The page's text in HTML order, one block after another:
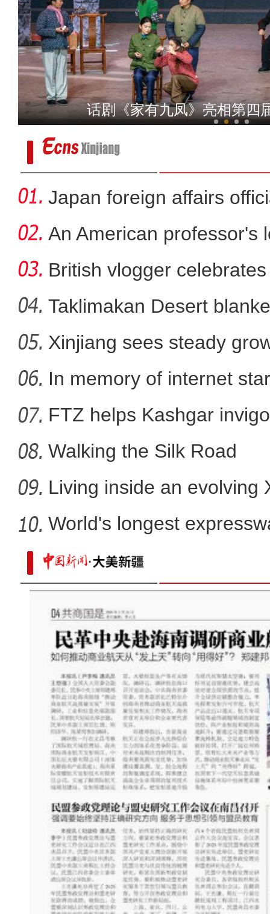
新疆乌恰：风雪夜牧民丢失56只
雪豹现身新疆库木塔格沙漠
大美边疆看我家丨新疆且末2
话剧《家有九凤》亮相第四
Japan foreign affairs
An American professor's
British vlogger
Taklimakan Desert
Xinjiang sees steady
In memory of internet
FTZ helps Kashgar
comm
Walking the Silk Road
Living inside an evolving
World's longest
Ti